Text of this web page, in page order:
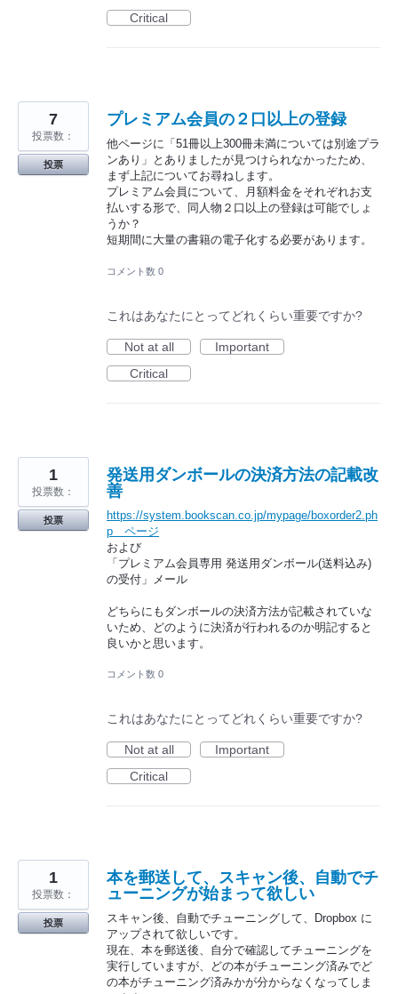
Critical
プレミアム会員の２口以上の登録
他ページに「51冊以上300冊未満については別途プラ
ンあり」とありましたが見つけられなかったため、
まず上記についてお尋ねします。
プレミアム会員について、月額料金をそれぞれお支
払いする形で、同人物２口以上の登録は可能でしょ
うか？
短期間に大量の書籍の電子化する必要があります。
7
投票数：
投票
コメント数 0
これはあなたにとってどれくらい重要ですか?
Not at all
Important
Critical
発送用ダンボールの決済方法の記載改
善
https://system.bookscan.co.jp/mypage/boxorder2.ph
p ページ
および
「プレミアム会員専用 発送用ダンボール(送料込み)
の受付」メール
どちらにもダンボールの決済方法が記載されていな
いため、どのように決済が行われるのか明記すると
良いかと思います。
1
投票数：
投票
コメント数 0
これはあなたにとってどれくらい重要ですか?
Not at all
Important
Critical
本を郵送して、スキャン後、自動でチ
ューニングが始まって欲しい
スキャン後、自動でチューニングして、Dropbox に
アップされて欲しいです。
現在、本を郵送後、自分で確認してチューニングを
実行していますが、どの本がチューニング済みでど
の本がチューニング済みかが分からなくなってしま
1
投票数：
投票